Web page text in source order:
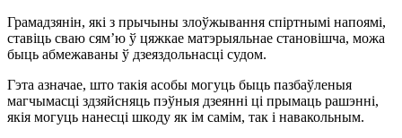
Грамадзянін, які з прычыны злоўжывання спіртнымі напоямі,
ставіць сваю сям’ю ў цяжкае матэрыяльнае становішча, можа
быць абмежаваны ў дзеяздольнасці судом.
Гэта азначае, што такія асобы могуць быць пазбаўленыя
магчымасці здзяйсняць пэўныя дзеянні ці прымаць рашэнні,
якія могуць нанесці шкоду як ім самім, так і навакольным.